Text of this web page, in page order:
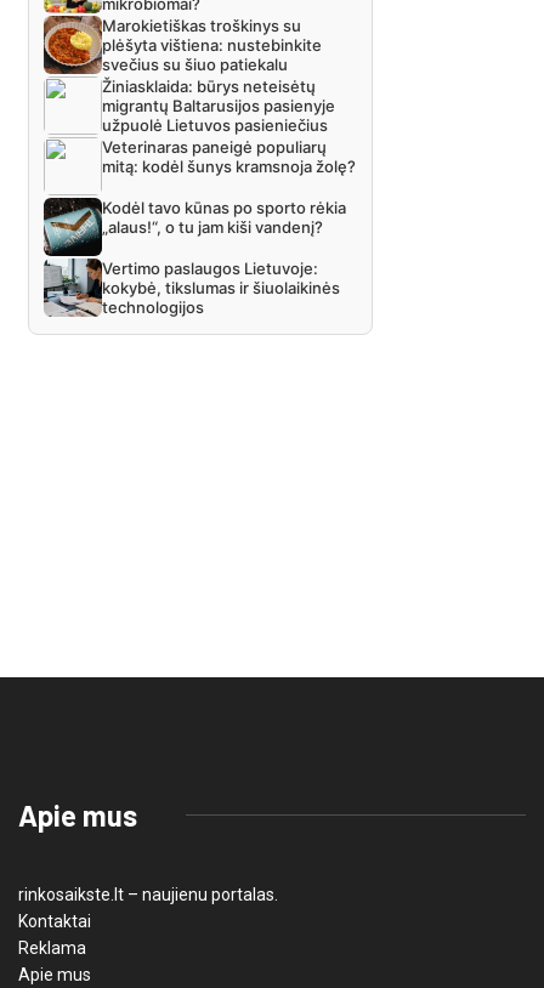
Apie mus
rinkosaikste.lt – naujienu portalas.
Kontaktai
Reklama
Apie mus